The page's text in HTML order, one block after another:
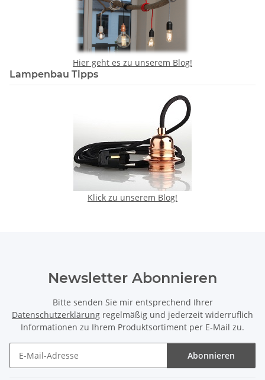
Hier geht es zu unserem Blog!
Lampenbau Tipps
Klick zu unserem Blog!
Newsletter Abonnieren
Bitte senden Sie mir entsprechend Ihrer
Datenschutzerklärung regelmäßig und jederzeit widerruflich
Informationen zu Ihrem Produktsortiment per E-Mail zu.
Abonnieren